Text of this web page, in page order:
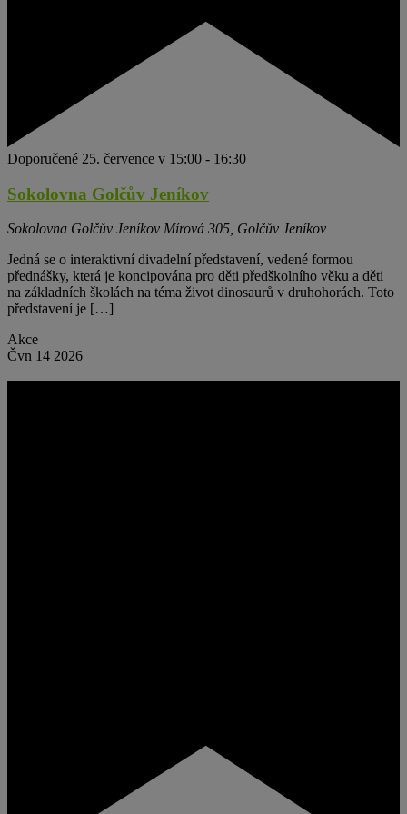
Doporučené 25. července v 15:00 - 16:30
Sokolovna Golčův Jeníkov
Sokolovna Golčův Jeníkov Mírová 305, Golčův Jeníkov
Jedná se o interaktivní divadelní představení, vedené formou
přednášky, která je koncipována pro děti předškolního věku a děti
na základních školách na téma život dinosaurů v druhohorách. Toto
představení je […]
Akce
Čvn 14 2026